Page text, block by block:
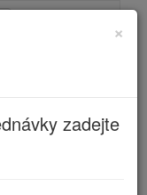
Toggle
díly
×
zadejte